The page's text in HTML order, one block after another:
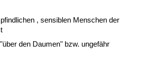
, sensiblen Menschen der
den Daumen" bzw. ungefähr